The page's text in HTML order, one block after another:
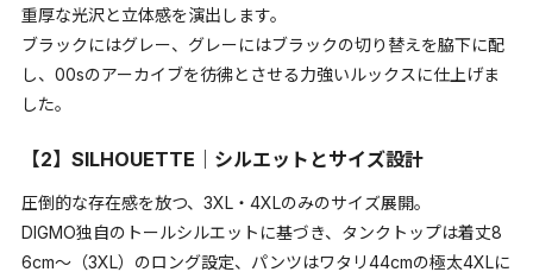
重厚な光沢と立体感を演出します。
ブラックにはグレー、グレーにはブラックの切り替えを脇下に配
し、00sのアーカイブを彷彿とさせる力強いルックスに仕上げま
した。
【2】SILHOUETTE｜シルエットとサイズ設計
圧倒的な存在感を放つ、3XL・4XLのみのサイズ展開。
DIGMO独自のトールシルエットに基づき、タンクトップは着丈8
6cm〜（3XL）のロング設定、パンツはワタリ44cmの極太4XLに